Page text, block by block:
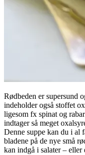
Rødbeden er supersund
indeholder også stoffet
ligesom fx spinat og
indtager så meget
Denne suppe kan du i al
bladene på de nye små
kan indgå i salater – eller